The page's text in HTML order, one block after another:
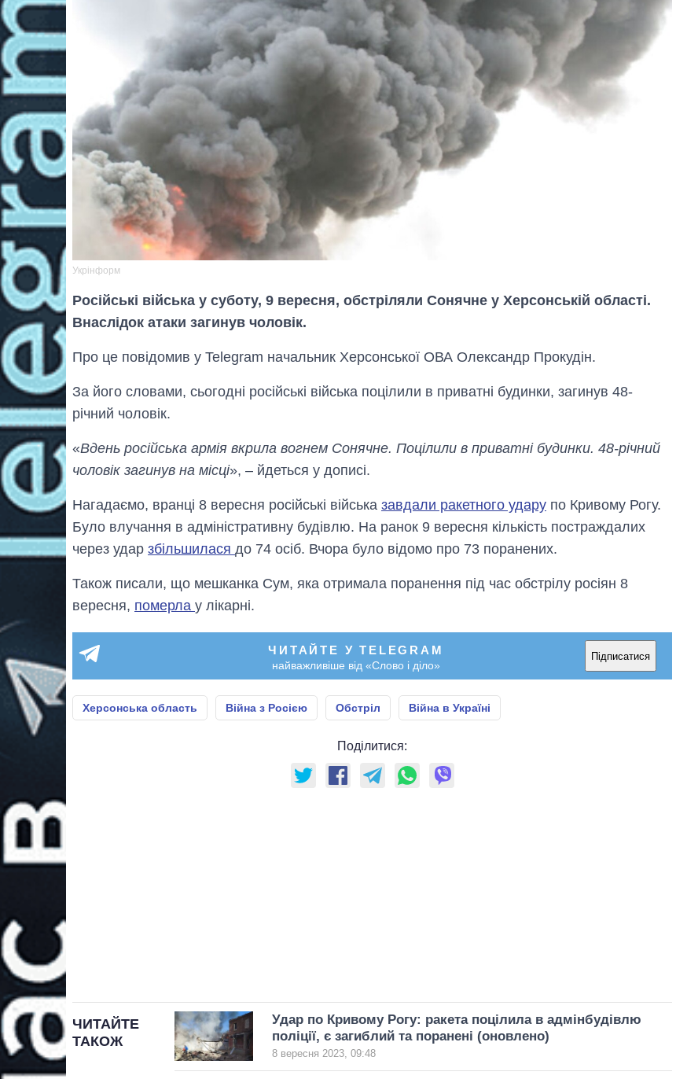
Укрінформ
Російські війська у суботу, 9 вересня, обстріляли Сонячне у Херсонській області.
Внаслідок атаки загинув чоловік.
Про це повідомив у Telegram начальник Херсонської ОВА Олександр Прокудін.
За його словами, сьогодні російські війська поцілили в приватні будинки, загинув 48-
річний чоловік.
«Вдень російська армія вкрила вогнем Сонячне. Поцілили в приватні будинки. 48-річний
чоловік загинув на місці», – йдеться у дописі.
Нагадаємо, вранці 8 вересня російські війська завдали ракетного удару по Кривому Рогу.
Було влучання в адміністративну будівлю. На ранок 9 вересня кількість постраждалих
через удар збільшилася до 74 осіб. Вчора було відомо про 73 поранених.
Також писали, що мешканка Сум, яка отримала поранення під час обстрілу росіян 8
вересня, померла у лікарні.
ЧИТАЙТЕ У TELEGRAM
найважливіше від «Слово і діло»
Підписатися
Херсонська область Війна з Росією Обстріл Війна в Україні
Поділитися:
ЧИТАЙТЕ
ТАКОЖ
Удар по Кривому Рогу: ракета поцілила в адмінбудівлю
поліції, є загиблий та поранені (оновлено)
8 вересня 2023, 09:48
Від 1 місяця – до 5
років: хто і як
довго обіймав
посаду керівника